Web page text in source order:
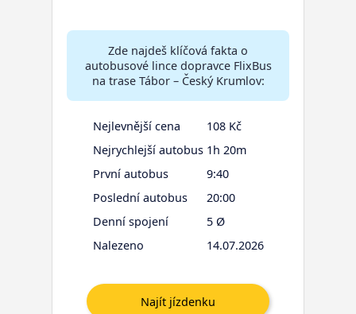
Zde najdeš klíčová fakta o
autobusové lince dopravce FlixBus
na trase Tábor – Český Krumlov:
Nejlevnější cena
108 Kč
Nejrychlejší autobus 1h 20m
První autobus
9:40
Poslední autobus
20:00
Denní spojení
5 Ø
Nalezeno
14.07.2026